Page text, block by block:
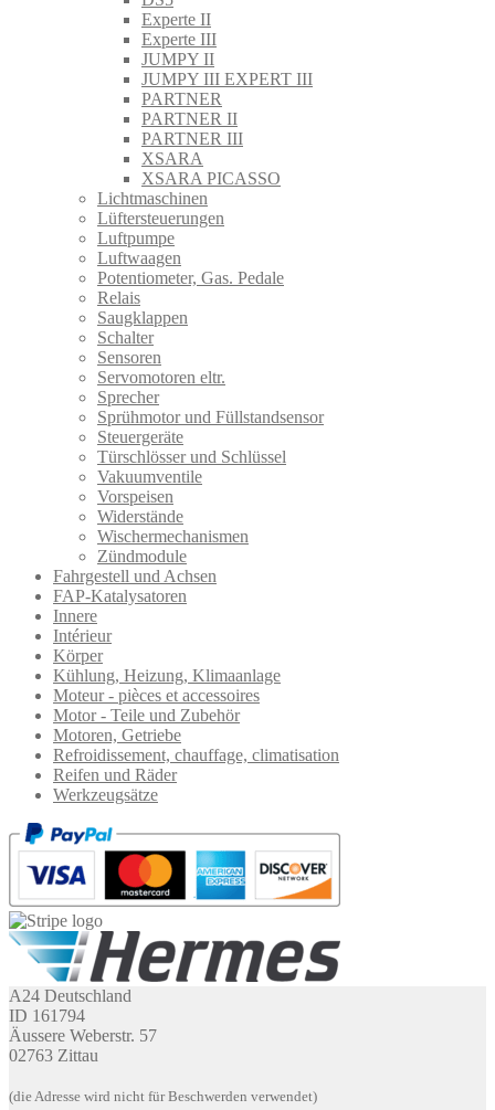
Experte II
Experte III
JUMPY II
JUMPY III EXPERT III
PARTNER
PARTNER II
PARTNER III
XSARA
XSARA PICASSO
Lichtmaschinen
Lüftersteuerungen
Luftpumpe
Luftwaagen
Potentiometer, Gas. Pedale
Relais
Saugklappen
Schalter
Sensoren
Servomotoren eltr.
Sprecher
Sprühmotor und Füllstandsensor
Steuergeräte
Türschlösser und Schlüssel
Vakuumventile
Vorspeisen
Widerstände
Wischermechanismen
Zündmodule
Fahrgestell und Achsen
FAP-Katalysatoren
Innere
Intérieur
Körper
Kühlung, Heizung, Klimaanlage
Moteur - pièces et accessoires
Motor - Teile und Zubehör
Motoren, Getriebe
Refroidissement, chauffage, climatisation
Reifen und Räder
Werkzeugsätze
A24 Deutschland
ID 161794
Äussere Weberstr. 57
02763 Zittau
(die Adresse wird nicht für Beschwerden verwendet)